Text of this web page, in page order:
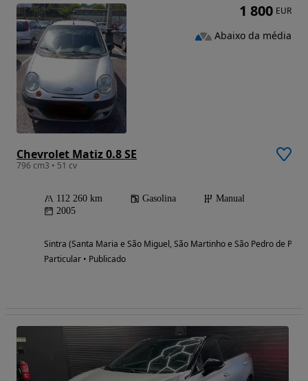
Chevrolet Matiz 0.8 SE
796 cm3 • 51 cv
112 260 km Gasolina
Manual
2005
Sintra (Santa Maria e São Miguel, São Martinho e São Pedro de
Particular • Publicado
1 800 EUR
Abaixo da média